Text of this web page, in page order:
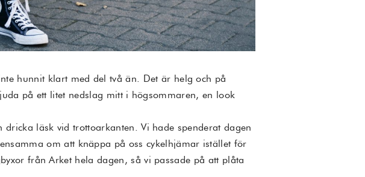
hunnit klart med del två än. Det är helg och på
på ett litet nedslag mitt i högsommaren, en look
läsk vid trottoarkanten. Vi hade spenderat dagen
om att knäppa på oss cykelhjämar istället för
från Arket hela dagen, så vi passade på att plåta